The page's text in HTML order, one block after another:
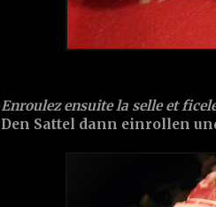
Enroulez ensuite la selle et
Den Sattel dann einrollen